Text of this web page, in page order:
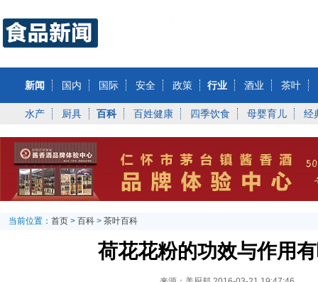
新闻 国内 国际 安全 政策 行业 酒业 茶叶
水产 厨具 百科 百姓健康 四季饮食 母婴育儿 经
当前位置： 首页 > 百科 > 茶叶百科
荷花花粉的功效与作用